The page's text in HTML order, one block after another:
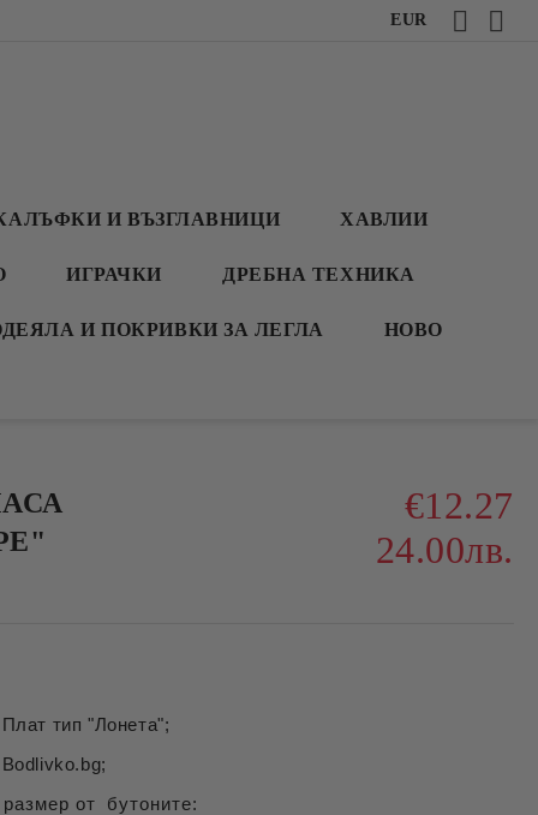
EUR
И ВЪЗГЛАВНИЦИ ХАВЛИИ
ИГРАЧКИ ДРЕБНА ТЕХНИКА
И ПОКРИВКИ ЗА ЛЕГЛА НОВО
€12.27
24.00лв.
тип "Лонета";
от бутоните: